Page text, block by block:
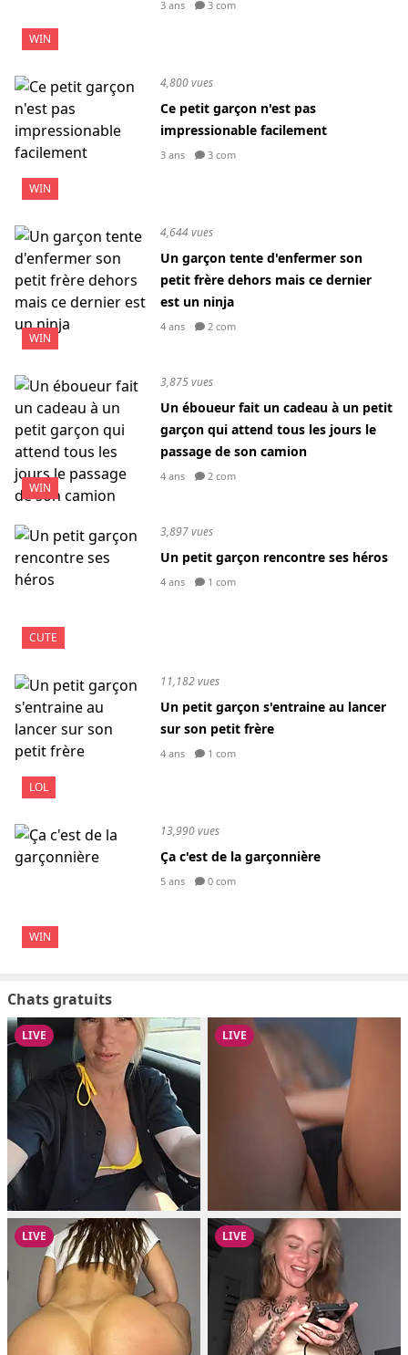
WIN
3 ans 3 com
WIN
4,800 vues
Ce petit garçon n'est pas
impressionable facilement
3 ans 3 com
WIN
4,644 vues
Un garçon tente d'enfermer son
petit frère dehors mais ce dernier
est un ninja
4 ans 2 com
WIN
3,875 vues
Un éboueur fait un cadeau à un petit
garçon qui attend tous les jours le
passage de son camion
4 ans 2 com
CUTE
3,897 vues
Un petit garçon rencontre ses héros
4 ans 1 com
LOL
11,182 vues
Un petit garçon s'entraine au lancer
sur son petit frère
4 ans 1 com
WIN
13,990 vues
Ça c'est de la garçonnière
5 ans 0 com
Chats gratuits